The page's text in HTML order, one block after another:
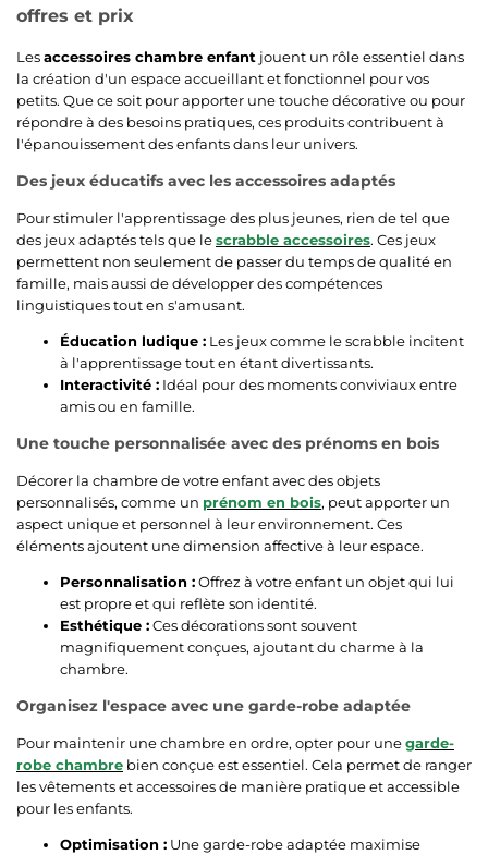
offres et prix
Lesaccessoires chambre enfant jouent un rôle essentiel dans
la création d'un espace accueillant et fonctionnel pour vos
petits. Que ce soit pour apporter une touche décorative ou pour
répondre à des besoins pratiques, ces produits contribuent à
l'épanouissement des enfants dans leur univers.
Des jeux éducatifs avec les accessoires adaptés
Pour stimuler l'apprentissage des plus jeunes, rien de tel que
des jeux adaptés tels que lescrabble accessoires. Ces jeux
permettent non seulement de passer du temps de qualité en
famille, mais aussi de développer des compétences
linguistiques tout en s'amusant.
Éducation ludique : Les jeux comme le scrabble incitent
à l'apprentissage tout en étant divertissants.
Interactivité : Idéal pour des moments conviviaux entre
amis ou en famille.
Une touche personnalisée avec des prénoms en bois
Décorer la chambre de votre enfant avec des objets
personnalisés, comme un prénom en bois, peut apporter un
aspect unique et personnel à leur environnement. Ces
éléments ajoutent une dimension affective à leur espace.
Personnalisation :Offrez à votre enfant un objet qui lui
est propre et qui reflète son identité.
Esthétique :Ces décorations sont souvent
magnifiquement conçues, ajoutant du charme à la
chambre.
Organisez l'espace avec une garde-robe adaptée
Pour maintenir une chambre en ordre, opter pour unegarde-
robe chambre bien conçue est essentiel. Cela permet de ranger
les vêtements et accessoires de manière pratique et accessible
pour les enfants.
Optimisation : Une garde-robe adaptée maximise